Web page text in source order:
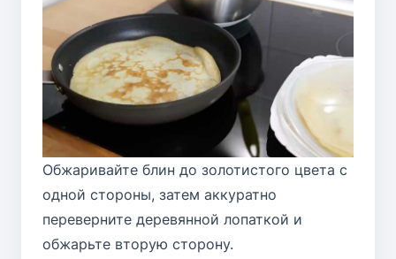
Обжаривайте блин до золотистого цвета с
одной стороны, затем аккуратно
переверните деревянной лопаткой и
обжарьте вторую сторону.